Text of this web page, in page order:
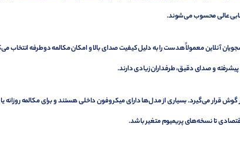
عالی محسوب می‌شوند.
آنلاین معمولاً هدست را به دلیل کیفیت صدای بالا و امکان مکالمه دوطرفه انتخاب
و صدای دقیق، طرفداران زیادی دارند.
می‌گیرد. بسیاری از مدل‌ها دارای میکروفون داخلی هستند و برای مکالمه روزانه یا
تا نسخه‌های پریمیوم متغیر باشد.